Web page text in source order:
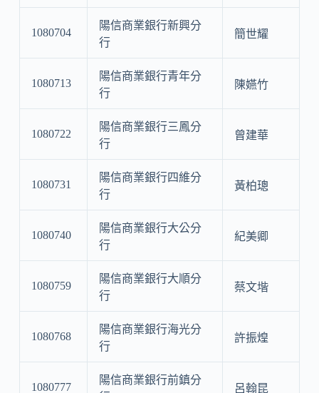
1080704
陽信商業銀行新興分
行
簡世耀
1080713
陽信商業銀行青年分
行
陳嬿竹
1080722
陽信商業銀行三鳳分
行
曾建華
1080731
陽信商業銀行四維分
行
黃柏璁
1080740
陽信商業銀行大公分
行
紀美卿
1080759
陽信商業銀行大順分
行
蔡文堦
1080768
陽信商業銀行海光分
行
許振煌
1080777
陽信商業銀行前鎮分
呂翰昆